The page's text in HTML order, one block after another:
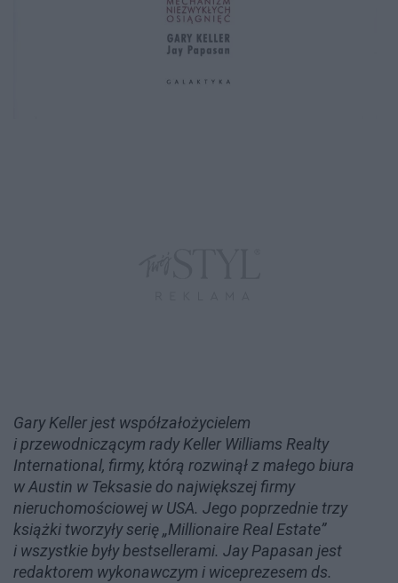
Gary Keller jest współzałożycielem
i przewodniczącym rady Keller Williams Realty
International, firmy, którą rozwinął z małego biura
w Austin w Teksasie do największej firmy
nieruchomościowej w USA. Jego poprzednie trzy
książki tworzyły serię „Millionaire Real Estate”
i wszystkie były bestsellerami. Jay Papasan jest
redaktorem wykonawczym i wiceprezesem ds.